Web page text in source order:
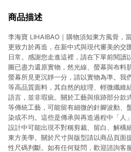
行為，不具贈點資格，部分退款不在此限
貨後 45 天後發送。 8. 群眾募資商品，禮
運費，攤位費等不具贈點資格。 9. LINE
顏色、價位、贈品如與 Pinkoi 商品資訊
Pinkoi 購物商品資訊頁及購物車標示為準
則請以點數紅包活動說明為準。 11. 若於
頁面後才首次下載 Pinkoi APP 並完成訂
上，首次下載 Pinkoi APP 後，需透過
面，方享導購資格。
商品描述
李海寶 LIHAIBAO｜購物須知東方風骨，
更致力於再造，在新中式與現代審美的交
日常。感謝您走進這裡，請在下單前閱讀
圖已盡力還原實物，然光線、螢幕與布料
螢幕所見更沉靜一分，請以實物為準。我
等高品質面料，其自然的紋理、輕微纖維
語言，並非瑕疵。關於工藝與痕跡部分款
等傳統工藝，可能留有細微的針腳波動、
染或不均。這些是傳承與再造過程中「人
設計中可能出現不對稱剪裁、留白、解構
東方美學。關於尺寸與版型請以商品頁面
性尺碼判斷。如有任何疑問，歡迎諮詢客